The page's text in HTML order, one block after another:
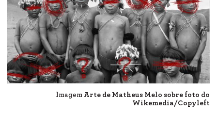
Imagem Arte de Matheus Melo sobre foto do
Wikemedia/Copyleft